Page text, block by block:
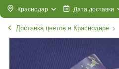
Краснодар Дата доставки
Доставка цветов в Краснодаре